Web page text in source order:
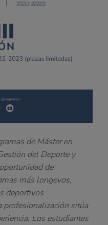
de Máster en
del Deporte y
de
más longevos,
deportivos
profesionalización sitúa
Los estudiantes